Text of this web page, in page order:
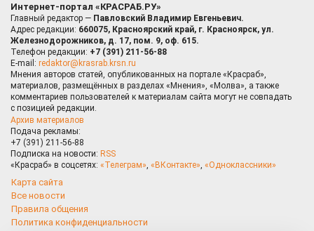
Интернет-портал «КРАСРАБ.РУ»
Главный редактор — Павловский Владимир Евгеньевич.
Адрес редакции: 660075, Красноярский край, г. Красноярск, ул.
Железнодорожников, д. 17, пом. 9, оф. 615.
Телефон редакции: +7 (391) 211-56-88
E-mail: redaktor@krasrab.krsn.ru
Мнения авторов статей, опубликованных на портале «Красраб»,
материалов, размещённых в разделах «Мнения», «Молва», а также
комментариев пользователей к материалам сайта могут не совпадать
с позицией редакции.
Архив материалов
Подача рекламы:
+7 (391) 211-56-88
Подписка на новости: RSS
«Красраб» в соцсетях: «Телеграм», «ВКонтакте», «Одноклассники»
Карта сайта
Все новости
Правила общения
Политика конфиденциальности